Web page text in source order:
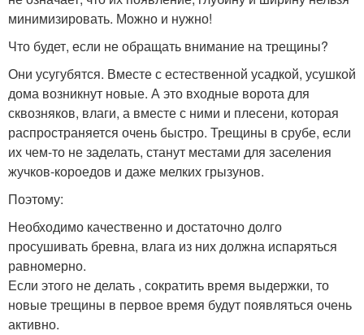
минимизировать. Можно и нужно!
Что будет, если не обращать внимание на трещины?
Они усугубятся. Вместе с естественной усадкой, усушкой
дома возникнут новые. А это входные ворота для
сквозняков, влаги, а вместе с ними и плесени, которая
распространяется очень быстро. Трещины в срубе, если
их чем-то не заделать, станут местами для заселения
жучков-короедов и даже мелких грызунов.
Поэтому:
Необходимо качественно и достаточно долго
просушивать бревна, влага из них должна испаряться
равномерно.
Если этого не делать , сократить время выдержки, то
новые трещины в первое время будут появляться очень
активно.